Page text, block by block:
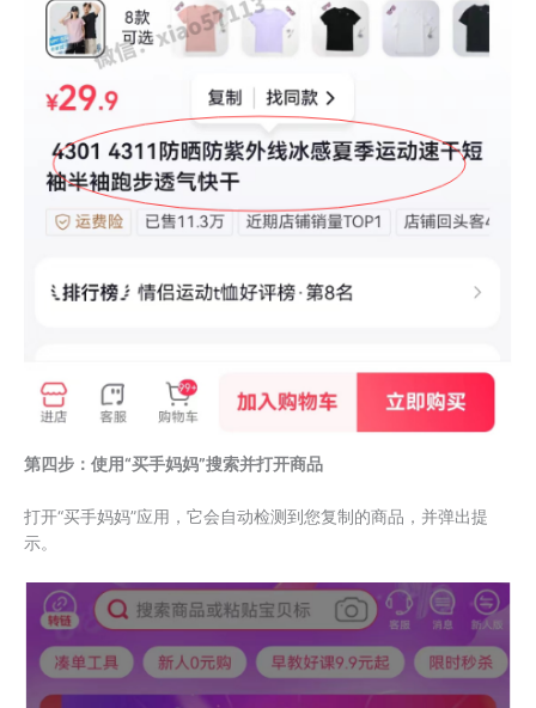
第四步：使用“买手妈妈”搜索并打开商品
打开“买手妈妈”应用，它会自动检测到您复制的商品，并弹出提
示。